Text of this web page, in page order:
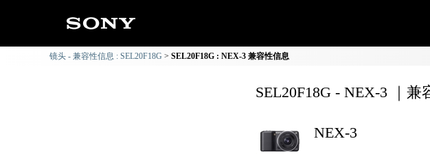
镜头 - 兼容性信息 : SEL20F18G SEL20F18G : NEX-3 兼容性信息
SEL20F18G - NEX-3 ｜兼
NEX-3